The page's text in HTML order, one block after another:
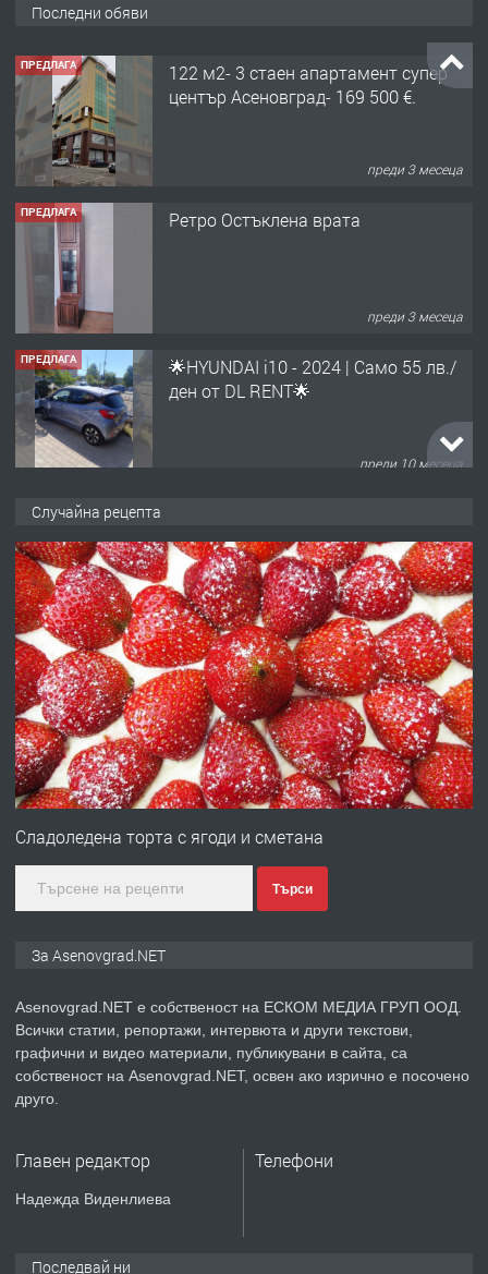
Последни обяви
122 м2- 3 стаен апартамент супер
център Асеновград- 169 500 €.
ден от DL RENT🌟
преди 10 месеца
преди 1 година
ПРЕДЛАГА
Професионална зеленчукорезачка
за заведения и дома
преди 1 година
ПРЕДЛАГА Дава под наем Асеновград
преди 2 години
ПРЕДЛАГА ремонт на покриви
Висококачествени Целофанови
Случайна рецепта
Сладоледена торта с ягоди и сметана
Търси
За Asenovgrad.NET
Asenovgrad.NET е собственост на ЕСКОМ МЕДИА ГРУП ООД.
Всички статии, репортажи, интервюта и други текстови,
графични и видео материали, публикувани в сайта, са
собственост на Asenovgrad.NET, освен ако изрично е посочено
друго.
Главен редактор
Надежда Виденлиева
Телефони
Последвай ни